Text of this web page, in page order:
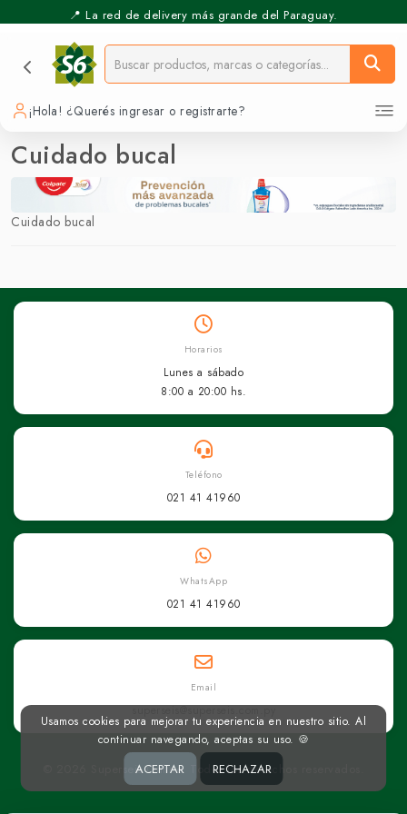
📍 La red de delivery más grande del Paraguay.
¡Hola! ¿Querés ingresar o registrarte?
Cuidado bucal
Cuidado bucal
Horarios
Lunes a sábado
8:00 a 20:00 hs.
Teléfono
021 41 41960
WhatsApp
021 41 41960
Email
superseis@superseis.com.py
© 2026 Superseis Online. Todos los derechos reservados.
Usamos cookies para mejorar tu experiencia en nuestro sitio. Al
continuar navegando, aceptas su uso. 🍪
ACEPTAR RECHAZAR